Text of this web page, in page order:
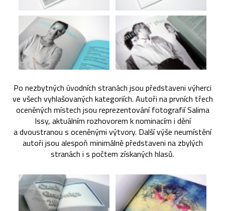
Po nezbytných úvodních stranách jsou představeni výherci
ve všech vyhlašovaných kategoriích. Autoři na prvních třech
oceněných místech jsou reprezentování fotografií Salima
Issy, aktuálním rozhovorem k nominacím i dění
a dvoustranou s oceněnými výtvory. Další výše neumístění
autoři jsou alespoň minimálně představeni na zbylých
stranách i s počtem získaných hlasů.